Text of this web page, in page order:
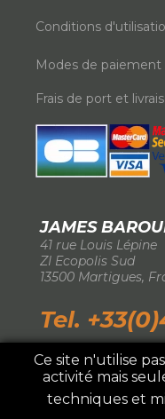
Conditions
Modes de paiement
Frais de port et
JAMES
-
41 rue Louis Lépine
-
ZI Ecopolis Sud
-13500 Martigues,
Tel.
IMPORTATEUR
Pro Service
Ce site n'utilise
activité mais
techniques et